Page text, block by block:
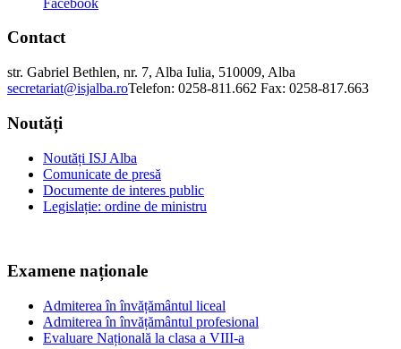
Contact
str. Gabriel Bethlen, nr. 7, Alba Iulia, 510009, Alba
secretariat@isjalba.roTelefon: 0258-811.662 Fax: 0258-817.663
Noutăți
Noutăți ISJ Alba
Comunicate de presă
Documente de interes public
Legislație: ordine de ministru
Examene naționale
Admiterea în învățământul liceal
Admiterea în învățământul profesional
Evaluare Națională la clasa a VIII-a